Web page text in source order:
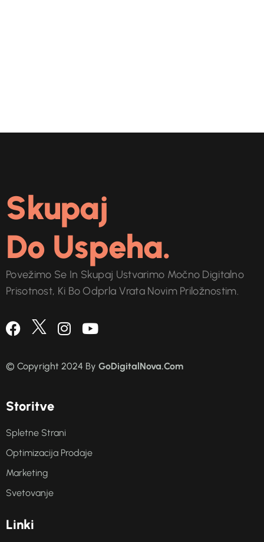
Skupaj
Do Uspeha.
Povežimo Se In Skupaj Ustvarimo Močno Digitalno
Prisotnost, Ki Bo Odprla Vrata Novim Priložnostim.
© Copyright 2024 By GoDigitalNova.Com
Storitve
Spletne Strani
Optimizacija Prodaje
Marketing
Svetovanje
Linki